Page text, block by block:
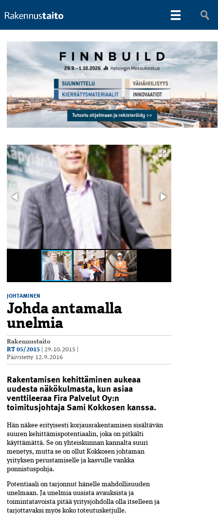
JOHTAMINEN
Johda antamalla
unelmia
Rakennustaito
RT 05/2015
29.10.2015
Päivitetty 12.9.2016
Rakentamisen kehittäminen aukeaa
uudesta näkökulmasta, kun asiaa
venttileeraa Fira Palvelut Oy:n
toimitusjohtaja Sami Kokkosen kanssa.
Hän näkee erityisesti korjausrakentamisen sisältävän
suuren kehittämispotentiaalin, joka on pitkälti
käyttämättä. Se on yhteiskunnan kannalta suuri
menetys, mutta se on ollut Kokkosen johtaman
yrityksen perustamiselle ja kasvulle vankka
ponnistuspohja.
Potentiaali on tarjonnut hänelle mahdollisuuden
unelmaan. Ja unelmia uusista avauksista ja
toimintatavoista pitää yritysjohdolla olla itselleen ja
tarjottavaksi myös koko toteutusketjulle.